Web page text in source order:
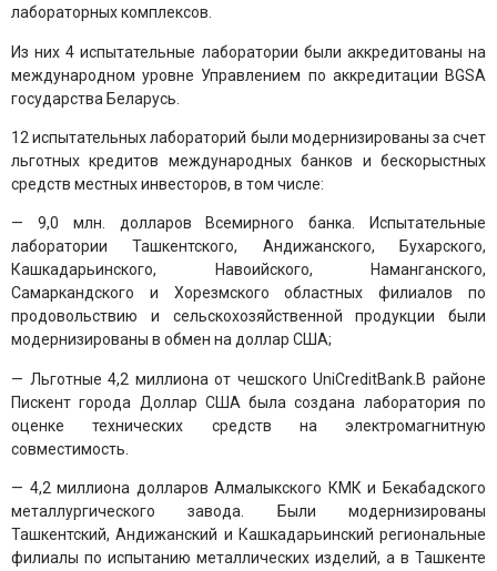
лабораторных комплексов.
Из них 4 испытательные лаборатории были аккредитованы на
международном уровне Управлением по аккредитации BGSA
государства Беларусь.
12 испытательных лабораторий были модернизированы за счет
льготных кредитов международных банков и бескорыстных
средств местных инвесторов, в том числе:
— 9,0 млн. долларов Всемирного банка. Испытательные
лаборатории Ташкентского, Андижанского, Бухарского,
Кашкадарьинского, Навоийского, Наманганского,
Самаркандского и Хорезмского областных филиалов по
продовольствию и сельскохозяйственной продукции были
модернизированы в обмен на доллар США;
— Льготные 4,2 миллиона от чешского UniCreditBank.В районе
Пискент города Доллар США была создана лаборатория по
оценке технических средств на электромагнитную
совместимость.
— 4,2 миллиона долларов Алмалыкского КМК и Бекабадского
металлургического завода. Были модернизированы
Ташкентский, Андижанский и Кашкадарьинский региональные
филиалы по испытанию металлических изделий, а в Ташкенте